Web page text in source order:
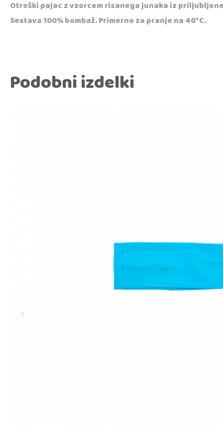
Otroški pajac z vzorcem risanega junaka iz
Sestava 100% bombaž. Primerno za pranje na 40*C.
Podobni izdelki